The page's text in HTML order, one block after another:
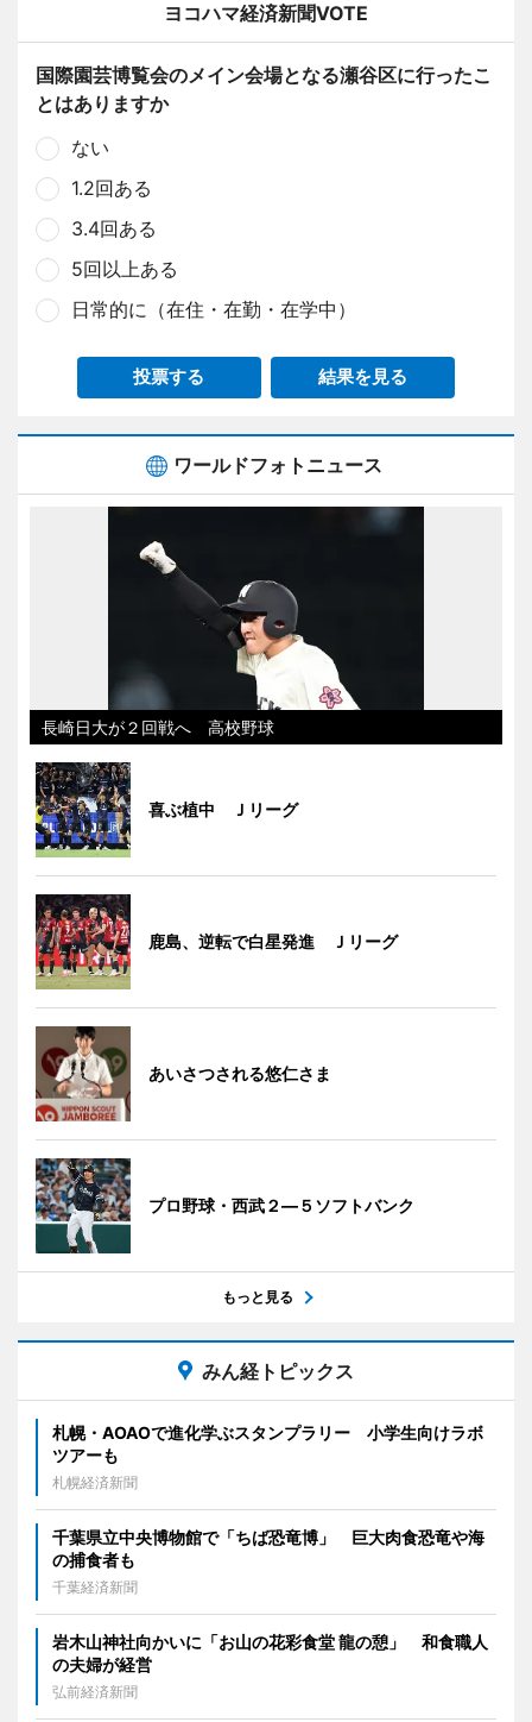
ヨコハマ経済新聞VOTE
国際園芸博覧会のメイン会場となる瀬谷区に行ったこ
とはありますか
ない
1.2回ある
3.4回ある
5回以上ある
日常的に（在住・在勤・在学中）
投票する 結果を見る
ワールドフォトニュース
長崎日大が２回戦へ 高校野球
喜ぶ植中 Ｊリーグ
鹿島、逆転で白星発進 Ｊリーグ
あいさつされる悠仁さま
プロ野球・西武２―５ソフトバンク
もっと見る
みん経トピックス
札幌・AOAOで進化学ぶスタンプラリー 小学生向けラボ
ツアーも
札幌経済新聞
千葉県立中央博物館で「ちば恐竜博」 巨大肉食恐竜や海
の捕食者も
千葉経済新聞
岩木山神社向かいに「お山の花彩食堂 龍の憩」 和食職人
の夫婦が経営
弘前経済新聞